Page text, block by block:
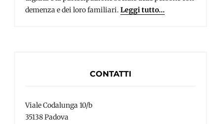
demenza e dei loro familiari. Leggi tutto...
CONTATTI
Viale Codalunga 10/b
35138 Padova